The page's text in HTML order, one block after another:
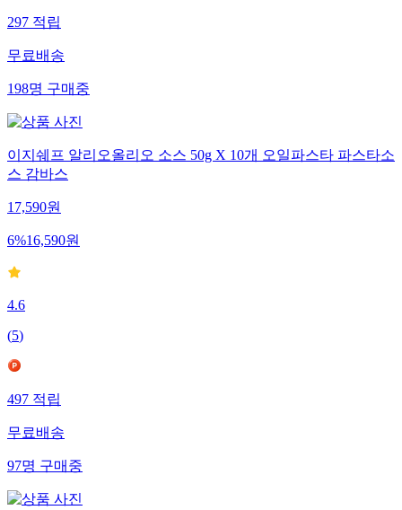
297적립
무료배송
198명구매중
이지쉐프 알리오올리오 소스 50g X 10개 오일파스타 파스타소
스 감바스
17,590원
6%16,590원
4.6
(5)
497적립
무료배송
97명구매중